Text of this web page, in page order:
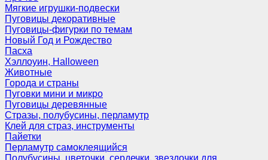
Мягкие игрушки-подвески
Пуговицы декоративные
Пуговицы-фигурки по темам
Новый Год и Рождество
Пасха
Хэллоуин, Halloween
Животные
Города и страны
Пуговки мини и микро
Пуговицы деревянные
Стразы, полубусины, перламутр
Клей для страз, инструменты
Пайетки
Перламутр самоклеящийся
Полубусины, цветочки, сердечки, звездочки для